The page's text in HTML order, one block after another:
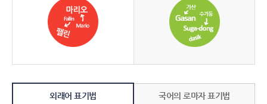
외래어 표기법 국어의 로마자 표기법